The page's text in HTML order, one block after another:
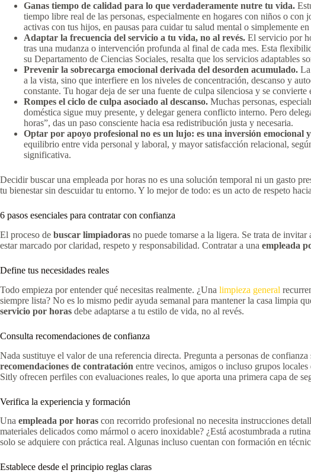
Ganas tiempo de calidad para lo que verdaderamente nutre tu vida.
tiempo libre real de las personas, especialmente en hogares con niños o
activas con tus hijos, en pausas para cuidar tu salud mental o simplemente
Adaptar la frecuencia del servicio a tu vida, no al revés. El servicio por
tras una mudanza o intervención profunda al final de cada mes. Esta
su Departamento de Ciencias Sociales, resalta que los servicios adaptables
Prevenir la sobrecarga emocional derivada del desorden acumulado.
a la vista, sino que interfiere en los niveles de concentración, descanso y
constante. Tu hogar deja de ser una fuente de culpa silenciosa y se convierte
Rompes el ciclo de culpa asociado al descanso. Muchas personas,
doméstica sigue muy presente, y delegar genera conflicto interno. Pero
horas”, das un paso consciente hacia esa redistribución justa y necesaria.
Optar por apoyo profesional no es un lujo: es una inversión emocional
equilibrio entre vida personal y laboral, y mayor satisfacción relacional,
significativa.
Decidir buscar una empleada por horas no es una solución temporal ni un gasto
tu bienestar sin descuidar tu entorno. Y lo mejor de todo: es un acto de respeto
6 pasos esenciales para contratar con confianza
El proceso de buscar limpiadoras no puede tomarse a la ligera. Se trata de
estar marcado por claridad, respeto y responsabilidad. Contratar a una empleada
Define tus necesidades reales
Todo empieza por entender qué necesitas realmente. ¿Una limpieza general
siempre lista? No es lo mismo pedir ayuda semanal para mantener la casa limpia
servicio por horas debe adaptarse a tu estilo de vida, no al revés.
Consulta recomendaciones de confianza
Nada sustituye el valor de una referencia directa. Pregunta a personas de confianza
recomendaciones de contratación entre vecinos, amigos o incluso grupos
Sitly ofrecen perfiles con evaluaciones reales, lo que aporta una primera capa de
Verifica la experiencia y formación
Una empleada por horas con recorrido profesional no necesita instrucciones
materiales delicados como mármol o acero inoxidable? ¿Está acostumbrada a
solo se adquiere con práctica real. Algunas incluso cuentan con formación en
Establece desde el principio reglas claras